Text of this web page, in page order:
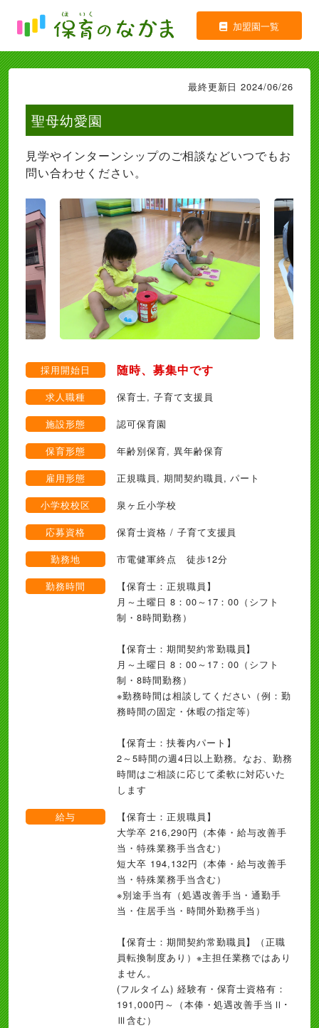
加盟園一覧
最終更新日 2024/06/26
聖母幼愛園
見学やインターンシップのご相談などいつでもお
問い合わせください。
採用開始日 随時、募集中です
求人職種
保育士, 子育て支援員
施設形態
認可保育園
保育形態
年齢別保育, 異年齢保育
雇用形態
正規職員, 期間契約職員, パート
小学校校区
泉ヶ丘小学校
応募資格
保育士資格 / 子育て支援員
勤務地
市電健軍終点 徒歩12分
勤務時間
【保育士：正規職員】
月～土曜日 8：00～17：00（シフト
制・8時間勤務）
【保育士：期間契約常勤職員】
月～土曜日 8：00～17：00（シフト
制・8時間勤務）
※勤務時間は相談してください（例：勤
務時間の固定・休暇の指定等）
【保育士：扶養内パート】
2～5時間の週4日以上勤務。なお、勤務
時間はご相談に応じて柔軟に対応いた
します
給与
【保育士：正規職員】
大学卒 216,290円（本俸・給与改善手
当・特殊業務手当含む）
短大卒 194,132円（本俸・給与改善手
当・特殊業務手当含む）
※別途手当有（処遇改善手当・通勤手
当・住居手当・時間外勤務手当）
【保育士：期間契約常勤職員】（正職
員転換制度あり）※主担任業務ではあり
ません。
(フルタイム) 経験有・保育士資格有：
191,000円～（本俸・処遇改善手当Ⅱ･
Ⅲ含む）